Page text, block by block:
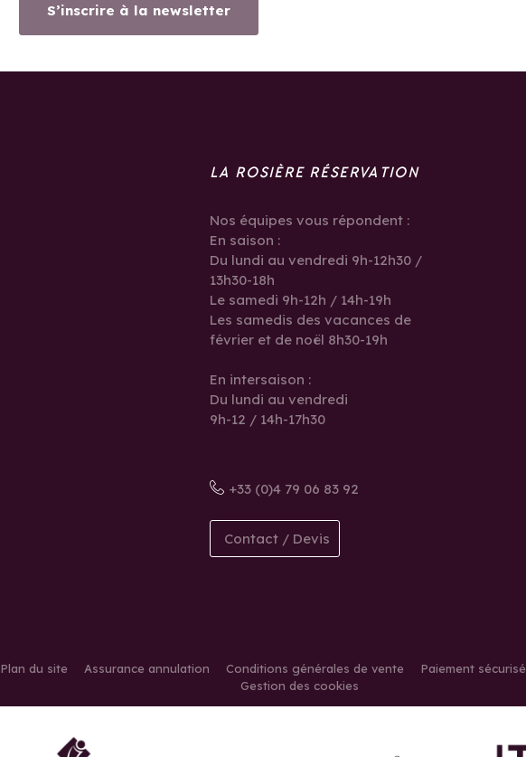
S’inscrire à la newsletter
LA ROSIÈRE RÉSERVATION
Nos équipes vous répondent :
En saison :
Du lundi au vendredi 9h-12h30 /
13h30-18h
Le samedi 9h-12h / 14h-19h
Les samedis des vacances de
février et de noël 8h30-19h
En intersaison :
Du lundi au vendredi
9h-12 / 14h-17h30
+33 (0)4 79 06 83 92
Contact / Devis
Plan du site Assurance annulation Conditions générales de vente Paiement sécurisé
Gestion des cookies